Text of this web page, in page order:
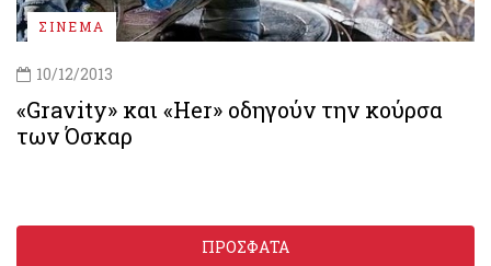
ΣΙΝΕΜΑ
10/12/2013
«Gravity» και «Her» οδηγούν την κούρσα
των Όσκαρ
ΠΡΟΣΦΑΤΑ